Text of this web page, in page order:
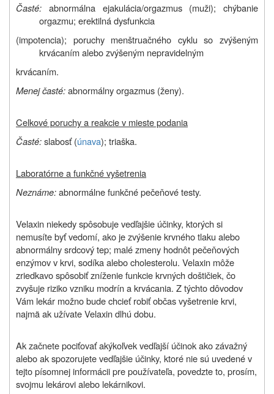
Časté: abnormálna ejakulácia/orgazmus (muži); chýbanie
orgazmu; erektilná dysfunkcia
(impotencia); poruchy menštruačného cyklu so zvýšeným
krvácaním alebo zvýšeným nepravidelným
krvácaním.
Menej časté:abnormálny orgazmus (ženy).
Celkové poruchy a reakcie v mieste podania
Časté:slabosť (únava); triaška.
Laboratórne a funkčné vyšetrenia
Neznáme:abnormálne funkčné pečeňové testy.
Velaxin niekedy spôsobuje vedľajšie účinky, ktorých si
nemusíte byť vedomí, ako je zvýšenie krvného tlaku alebo
abnormálny srdcový tep; malé zmeny hodnôt pečeňových
enzýmov v krvi, sodíka alebo cholesterolu. Velaxin môže
zriedkavo spôsobiť zníženie funkcie krvných doštičiek, čo
zvyšuje riziko vzniku modrín a krvácania. Z týchto dôvodov
Vám lekár možno bude chcieť robiť občas vyšetrenie krvi,
najmä ak užívate Velaxin dlhú dobu.
Ak začnete pociťovať akýkoľvek vedľajší účinok ako závažný
alebo ak spozorujete vedľajšie účinky, ktoré nie sú uvedené v
tejto písomnej informácii pre používateľa, povedzte to, prosím,
svojmu lekárovi alebo lekárnikovi.